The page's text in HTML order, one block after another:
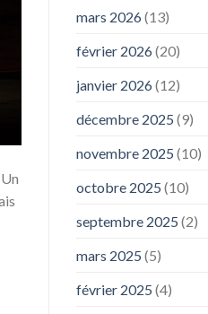
mars 2026(13)
février 2026(20)
janvier 2026(12)
décembre 2025 (9)
novembre 2025 (10)
octobre 2025 (10)
septembre 2025 (2)
mars 2025 (5)
février 2025 (4)